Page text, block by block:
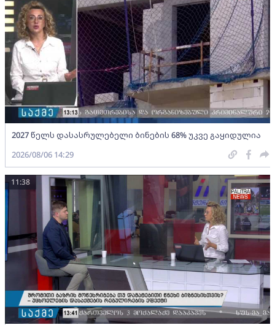
2027 წელს დასასრულებელი ბინების 68% უკვე გაყიდულია
2026/08/06 14:29
11:38